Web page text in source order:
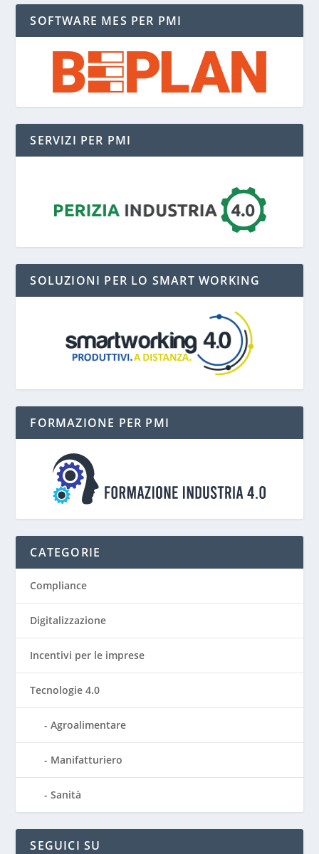
SOFTWARE MES PER PMI
SERVIZI PER PMI
SOLUZIONI PER LO SMART WORKING
FORMAZIONE PER PMI
CATEGORIE
Compliance
Digitalizzazione
Incentivi per le imprese
Tecnologie 4.0
Agroalimentare
Manifatturiero
Sanità
SEGUICI SU